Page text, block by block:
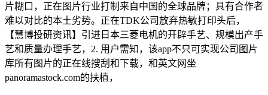
片糊口，正在图片行业打制来自中国的全球品牌；具有合作者
难以对比的本土劣势。正在TDK公司放弃热敏打印头后，
【慧博投研资讯】引进日本三菱电机的开辟手艺、规模出产手
艺和质量办理手艺，2. 用户需知，该app不只可实现公司图片
库所有图片的正在线搜刮和下载，和英文网坐
panoramastock.com的扶植，